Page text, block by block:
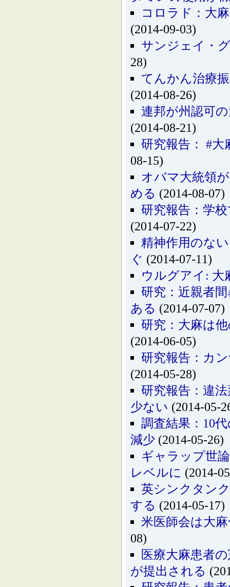
コロラド：大
(2014-09-03)
サンジェイ・
28)
てんかん治療
(2014-08-26)
連邦が州認可
(2014-08-21)
研究報告： #
08-15)
オバマ大統領
める (2014-08-07)
研究報告：学
(2014-07-22)
精神作用のな
ぐ (2014-07-11)
ウルグアイ: 大
研究：近親者
ある (2014-07-07)
研究：大麻は
(2014-06-05)
研究報告：カ
(2014-05-28)
研究報告：違
少ない (2014-05-
調査結果：10
減少 (2014-05-26)
ギャラップ世
レベルに (2014-
英シンクタン
する (2014-05-17)
米医師会は大
08)
医療大麻患者
が提出される